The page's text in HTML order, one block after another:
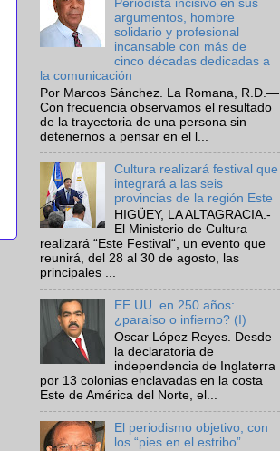
Periodista incisivo en sus
argumentos, hombre
solidario y profesional
incansable con más de
cinco décadas dedicadas a
la comunicación
Por Marcos Sánchez. La Romana, R.D.—
Con frecuencia observamos el resultado
de la trayectoria de una persona sin
detenernos a pensar en el l...
Cultura realizará festival que
integrará a las seis
provincias de la región Este
HIGÜEY, LA ALTAGRACIA.-
El Ministerio de Cultura
realizará “Este Festival“, un evento que
reunirá, del 28 al 30 de agosto, las
principales ...
EE.UU. en 250 años:
¿paraíso o infierno? (I)
Oscar López Reyes. Desde
la declaratoria de
independencia de Inglaterra
por 13 colonias enclavadas en la costa
Este de América del Norte, el...
El periodismo objetivo, con
los “pies en el estribo”